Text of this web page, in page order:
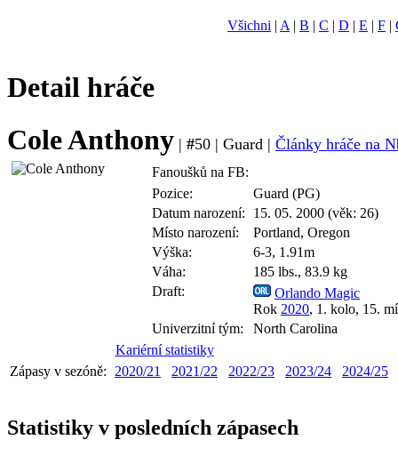
Všichni | A | B | C | D | E | F |
Detail hráče
Cole Anthony | #50 | Guard | Články hráče na
Fanoušků na FB:
Pozice:
Guard (PG)
Datum narození:
15. 05. 2000 (věk: 26)
Místo narození:
Portland, Oregon
Výška:
6-3, 1.91m
Váha:
185 lbs., 83.9 kg
Draft:
Orlando Magic
Rok 2020, 1. kolo, 15.
Univerzitní tým:
North Carolina
Kariérní statistiky
Zápasy v sezóně:
2020/21 2021/22 2022/23 2023/24 2024/25
Statistiky v posledních zápasech